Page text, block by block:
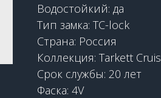
Водостойкий: да
Тип замка: TC-lock
Страна: Россия
Коллекция: Tarkett
Срок службы: 20 лет
Фаска: 4V